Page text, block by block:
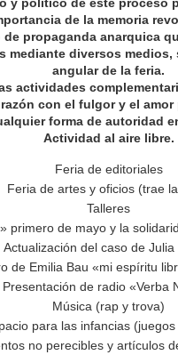
de la memoria
propaganda anarquica
mediante diversos
angular de la feria.
actividades
con el fulgor y el
forma de autoridad
Actividad al aire libre.
Feria de editoriales
Feria de artes y oficios (trae
Talleres
primero de mayo y la
Actualización del caso de Julia
de Emilia Bau «mi espíritu
Presentación de radio «Verba
Música (rap y trova)
para las infancias
no perecibles y artículos